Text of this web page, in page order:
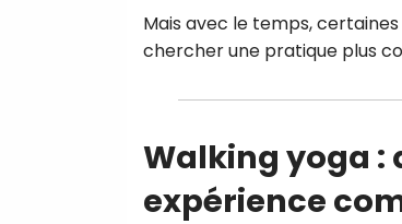
Mais avec le temps,
chercher une pratique plus
Walking yoga :
expérience